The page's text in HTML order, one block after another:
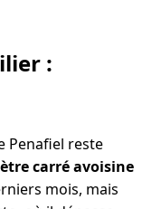
:
Penafiel reste
carré avoisine
mois, mais